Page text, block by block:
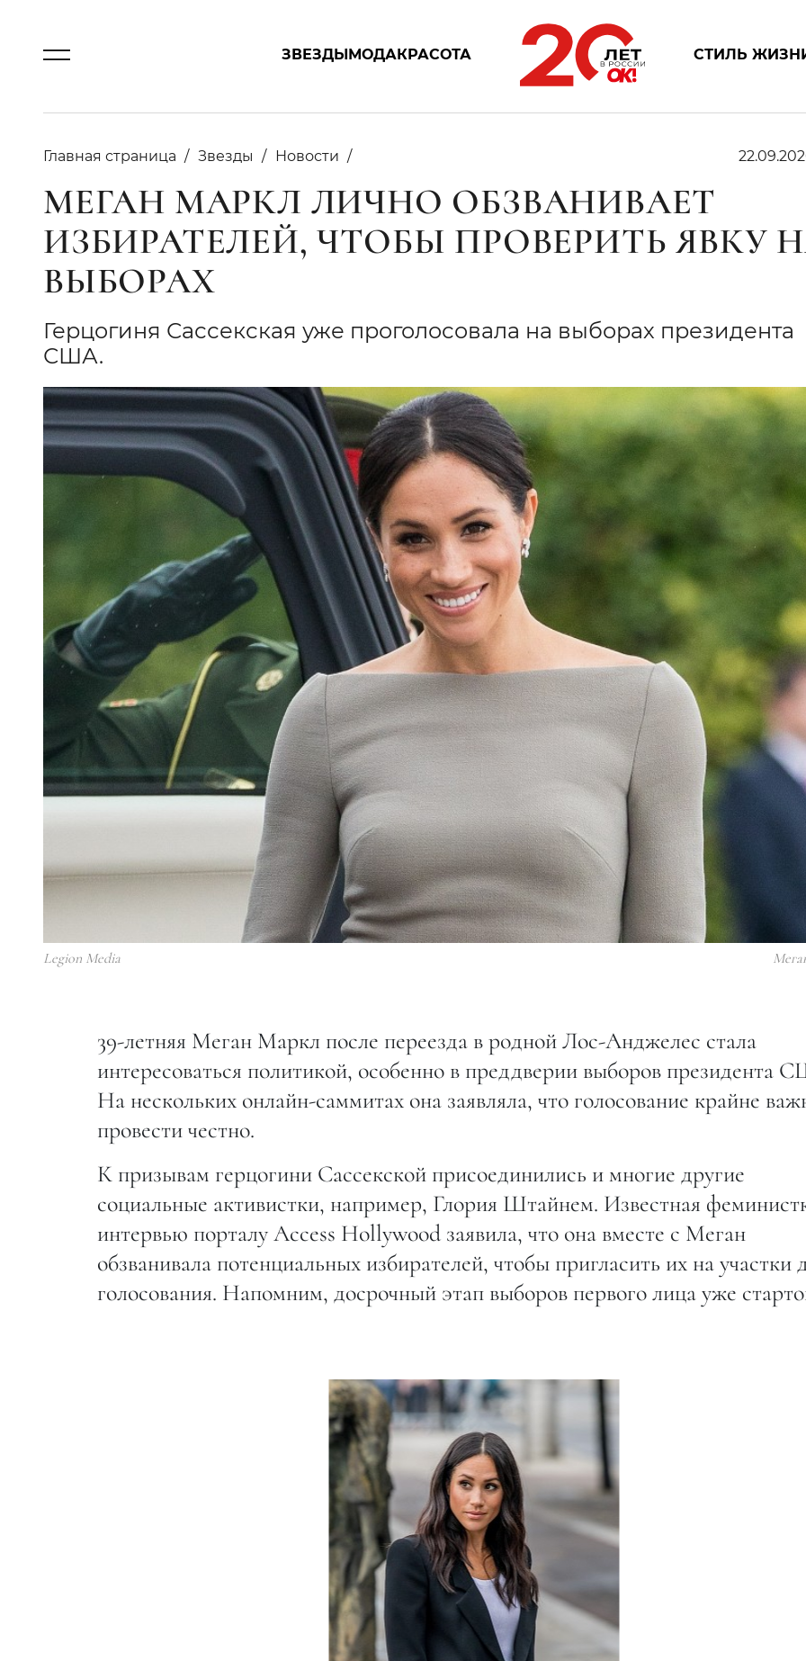
ЗВЕЗДЫМОДАКРАСОТА СТИЛЬ
Главная страница Звезды Новости
МЕГАН МАРКЛ ЛИЧНО ОБЗВАНИВАЕТ
ИЗБИРАТЕЛЕЙ, ЧТОБЫ ПРОВЕРИТЬ ЯВКУ
ВЫБОРАХ
Герцогиня Сассекская уже проголосовала на выборах президента
США.
Legion Media
39-летняя Меган Маркл после переезда в родной Лос-Анджелес стала
интересоваться политикой, особенно в преддверии выборов президента
На нескольких онлайн-саммитах она заявляла, что голосование крайне
провести честно.
К призывам герцогини Сассекской присоединились и многие другие
социальные активистки, например, Глория Штайнем. Известная
интервью порталу Access Hollywood заявила, что она вместе с Меган
обзванивала потенциальных избирателей, чтобы пригласить их на участки
голосования. Напомним, досрочный этап выборов первого лица уже